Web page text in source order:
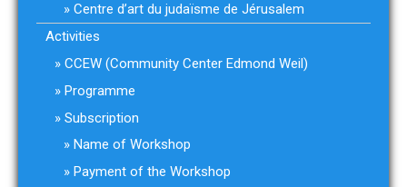
Centre d’art du judaïsme de Jérusalem
Activities
CCEW (Community Center Edmond Weil)
Programme
Subscription
Name of Workshop
Payment of the Workshop